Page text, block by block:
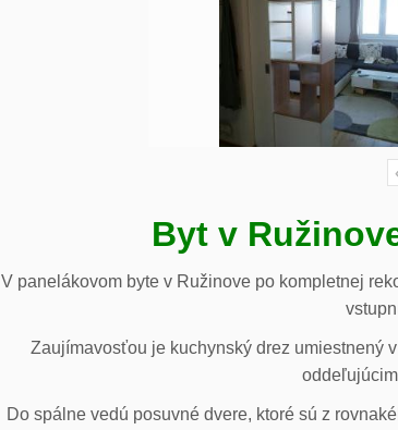
Byt v
V panelákovom byte v Ružinove po kompletnej
Zaujímavosťou je kuchynský drez umiestnený
Do spálne vedú posuvné dvere, ktoré sú z